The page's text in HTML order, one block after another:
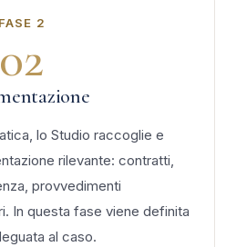
FASE 2
02
lo Studio raccoglie e
rilevante: contratti,
provvedimenti
In questa fase viene definita
al caso.